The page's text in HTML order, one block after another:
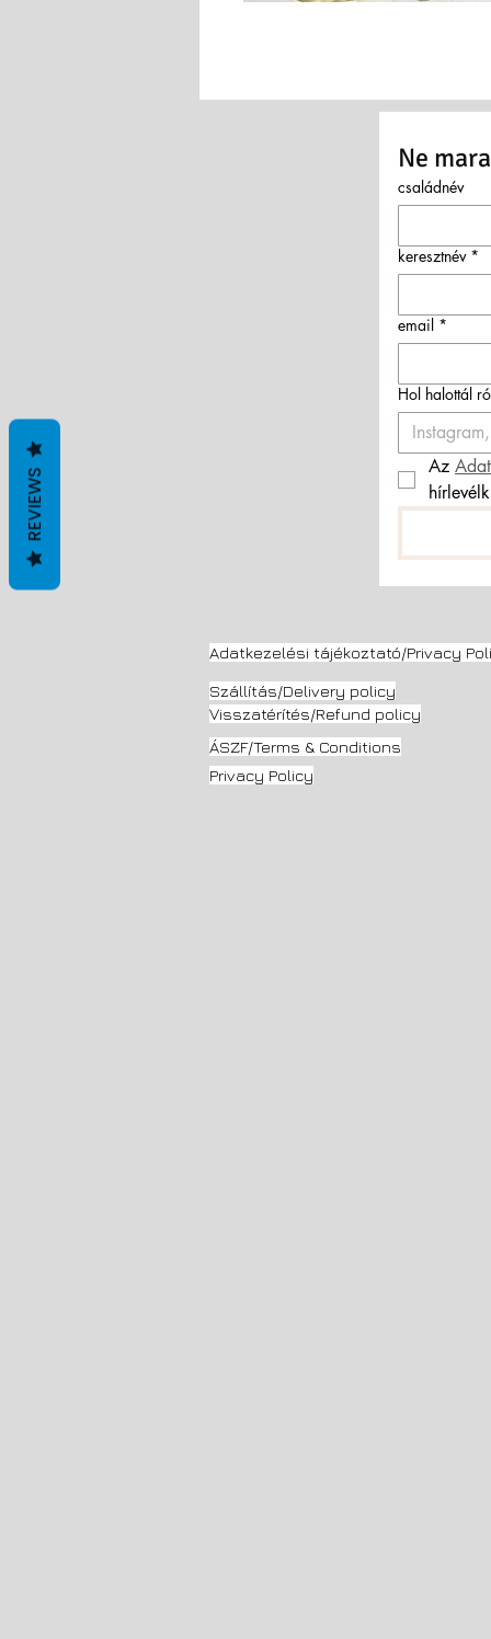
Ne
családnév
keresztnév *
email *
Hol halottál
Az
Adatkezelési tájékoztató/Privacy
Szállítás/Delivery policy
Visszatérítés/Refund policy
ÁSZF/Terms & Conditions
Privacy Policy
REVIEWS